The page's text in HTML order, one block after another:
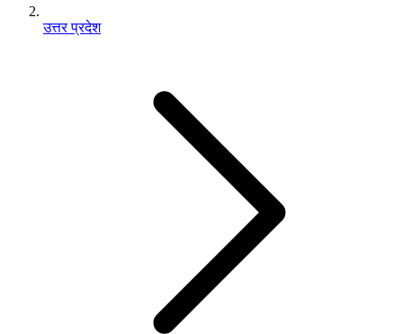
उत्तर प्रदेश